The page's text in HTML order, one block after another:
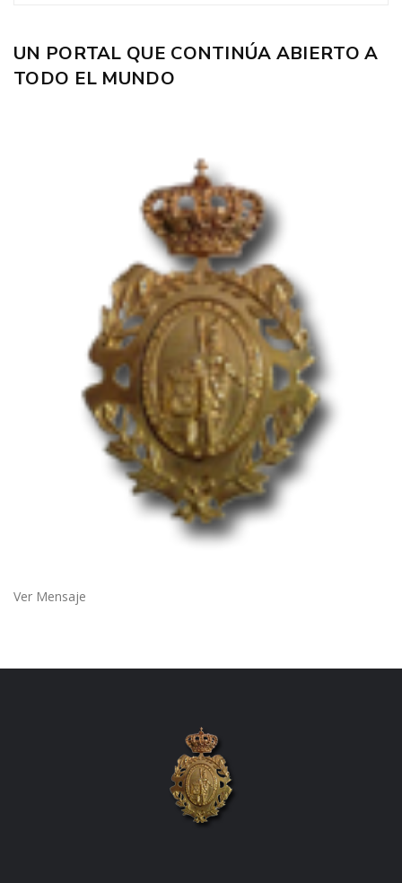
UN PORTAL QUE CONTINÚA ABIERTO A
TODO EL MUNDO
Ver Mensaje